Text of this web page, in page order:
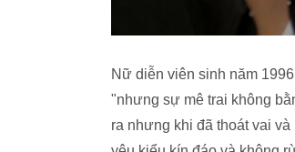
Nữ diễn viên sinh năm
"nhưng sự mê trai không
ra nhưng khi đã thoát vai